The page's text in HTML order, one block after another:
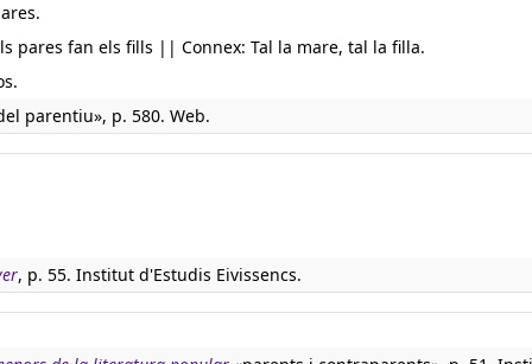
pares fan els fills || Connex: Tal la mare, tal la filla.
parentiu», p. 580. Web.
, p. 55. Institut d'Estudis Eivissencs.